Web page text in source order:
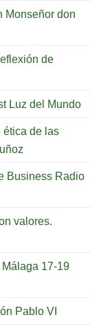
Monseñor don
de
Luz del Mundo
ética de las
Business Radio
valores.
17-19
Pablo VI